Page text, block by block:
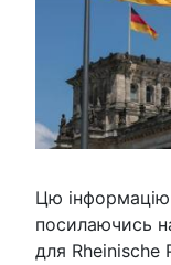
Цю інформацію
посилаючись
для Rheinische